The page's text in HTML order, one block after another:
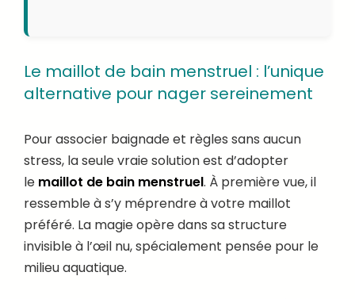
Le maillot de bain menstruel : l’unique
alternative pour nager sereinement
Pour associer baignade et règles sans aucun
stress, la seule vraie solution est d’adopter
le maillot de bain menstruel. À première vue, il
ressemble à s’y méprendre à votre maillot
préféré. La magie opère dans sa structure
invisible à l’œil nu, spécialement pensée pour le
milieu aquatique.